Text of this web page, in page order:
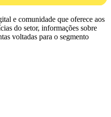
e comunidade que oferece aos
do setor, informações sobre
voltadas para o segmento